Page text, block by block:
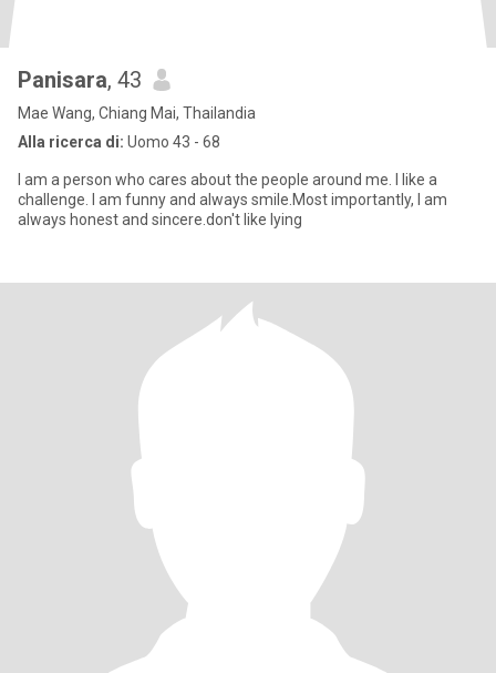
Panisara, 43
Mae Wang, Chiang Mai, Thailandia
Alla ricerca di: Uomo 43 - 68
I am a person who cares about the people around me. I like a
challenge. I am funny and always smile.Most importantly, I am
always honest and sincere.don't like lying